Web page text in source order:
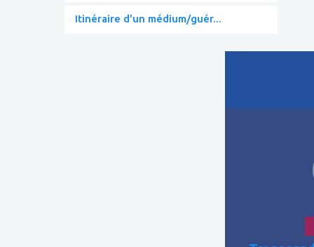
Itinéraire d'un médium/guér...